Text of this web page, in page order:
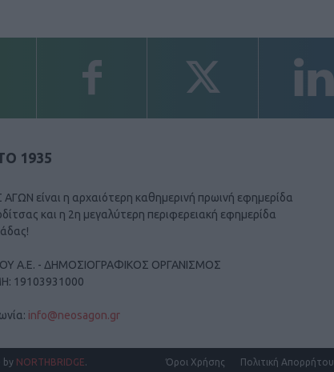
1935
είναι η αρχαιότερη καθημερινή πρωινή εφημερίδα
και η 2η μεγαλύτερη περιφερειακή εφημερίδα
Α.Ε. - ΔΗΜΟΣΙΟΓΡΑΦΙΚΟΣ ΟΡΓΑΝΙΣΜΟΣ
19103931000
info@neosagon.gr
Όροι Χρήσης Πολιτική Απορρήτου
by NORTHBRIDGE.